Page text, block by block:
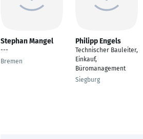
Stephan Mangel
---
Bremen
Philipp Engels
Technischer Bauleiter,
Einkauf,
Büromanagement
Siegburg